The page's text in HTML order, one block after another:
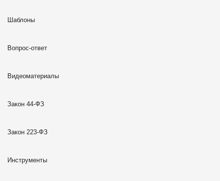
Шаблоны
Вопрос-ответ
Видеоматериалы
Закон 44-ФЗ
Закон 223-ФЗ
Инструменты